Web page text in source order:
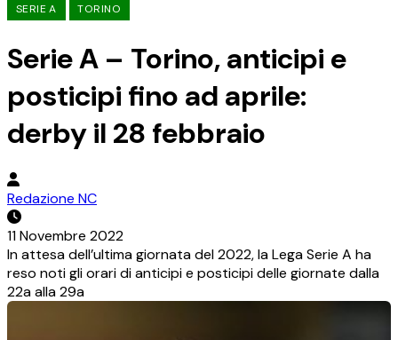
SERIE A TORINO
Serie A – Torino, anticipi e
posticipi fino ad aprile:
derby il 28 febbraio
Redazione NC
11 Novembre 2022
In attesa dell’ultima giornata del 2022, la Lega Serie A ha
reso noti gli orari di anticipi e posticipi delle giornate dalla
22a alla 29a